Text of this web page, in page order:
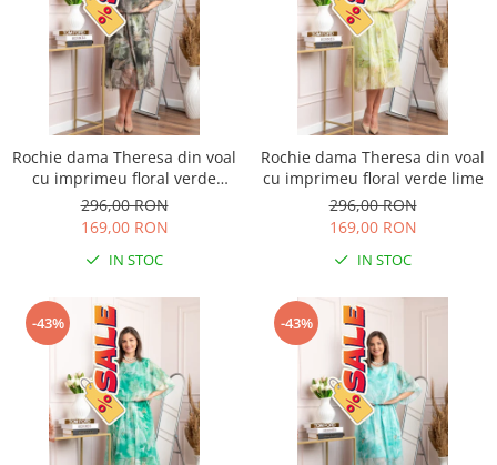
Rochie dama Theresa din voal
cu imprimeu floral verde
salvie
296,00 RON
169,00 RON
IN STOC
Rochie dama Theresa din voal
cu imprimeu floral verde lime
296,00 RON
169,00 RON
IN STOC
-43% -43%